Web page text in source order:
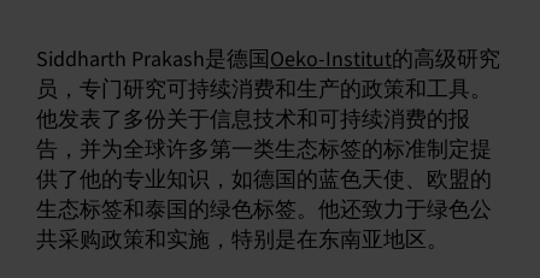
Siddharth Prakash是德国Oeko-Institut的高级研究
员，专门研究可持续消费和生产的政策和工具。
他发表了多份关于信息技术和可持续消费的报
告，并为全球许多第一类生态标签的标准制定提
供了他的专业知识，如德国的蓝色天使、欧盟的
生态标签和泰国的绿色标签。他还致力于绿色公
共采购政策和实施，特别是在东南亚地区。